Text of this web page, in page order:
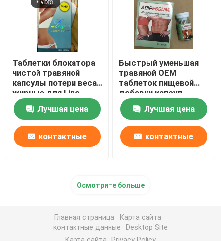
Таблетки блокатора
чистой травяной
капсулы потери веса
жирные для Lipo
уменьшая ODM
Лучшая цена
контактные
Быстрый уменьшая
травяной OEM
таблеток пищевой
добавки капсул
Лучшая цена
контактные
Осмотрите больше
Главная страница
Карта сайта
контактные данные
Desktop Site
Карта сайта
Privacy Policy